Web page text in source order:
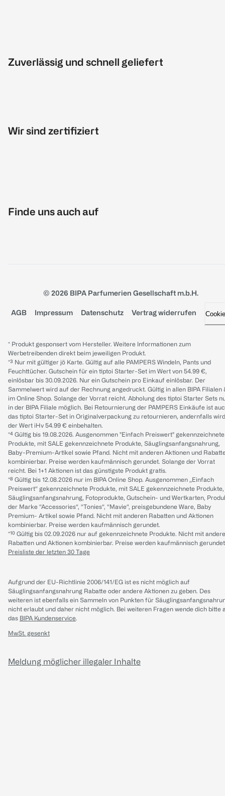
Zuverlässig und schnell geliefert
Wir sind zertifiziert
Finde uns auch auf
© 2026 BIPA Parfumerien Gesellschaft m.b.H.
AGB Impressum Datenschutz Vertrag widerrufen
* Produkt gesponsert vom Hersteller. Weitere Informationen zum
Werbetreibenden direkt beim jeweiligen Produkt.
*³ Nur mit gültiger jö Karte. Gültig auf alle PAMPERS Windeln, Pants und
Feuchttücher. Gutschein für ein tiptoi Starter-Set im Wert von 54.99 €,
einlösbar bis 30.09.2026. Nur ein Gutschein pro Einkauf einlösbar. Der
Sammelwert wird auf der Rechnung angedruckt. Gültig in allen BIPA Filialen
im Online Shop. Solange der Vorrat reicht. Abholung des tiptoi Starter Sets
in der BIPA Filiale möglich. Bei Retournierung der PAMPERS Einkäufe ist
das tiptoi Starter-Set in Originalverpackung zu retournieren, andernfalls wird
der Wert iHv 54.99 € einbehalten.
*⁴ Gültig bis 19.08.2026. Ausgenommen "Einfach Preiswert" gekennzeichnete
Produkte, mit SALE gekennzeichnete Produkte, Säuglingsanfangsnahrung,
Baby-Premium-Artikel sowie Pfand. Nicht mit anderen Aktionen und
kombinierbar. Preise werden kaufmännisch gerundet. Solange der Vorrat
reicht. Bei 1+1 Aktionen ist das günstigste Produkt gratis.
*⁸ Gültig bis 12.08.2026 nur im BIPA Online Shop. Ausgenommen „Einfach
Preiswert“ gekennzeichnete Produkte, mit SALE gekennzeichnete Produkte,
Säuglingsanfangsnahrung, Fotoprodukte, Gutschein- und Wertkarten,
der Marke “Accessories“, “Tonies“, “Mavie“, preisgebundene Ware, Baby
Premium- Artikel sowie Pfand. Nicht mit anderen Rabatten und Aktionen
kombinierbar. Preise werden kaufmännisch gerundet.
*¹⁰ Gültig bis 02.09.2026 nur auf gekennzeichnete Produkte. Nicht mit
Rabatten und Aktionen kombinierbar. Preise werden kaufmännisch
Preisliste der letzten 30 Tage
Aufgrund der EU-Richtlinie 2006/141/EG ist es nicht möglich auf
Säuglingsanfangsnahrung Rabatte oder andere Aktionen zu geben. Des
weiteren ist ebenfalls ein Sammeln von Punkten für
nicht erlaubt und daher nicht möglich. Bei weiteren Fragen wende dich bitte
das BIPA Kundenservice.
MwSt. gesenkt
Meldung möglicher illegaler Inhalte